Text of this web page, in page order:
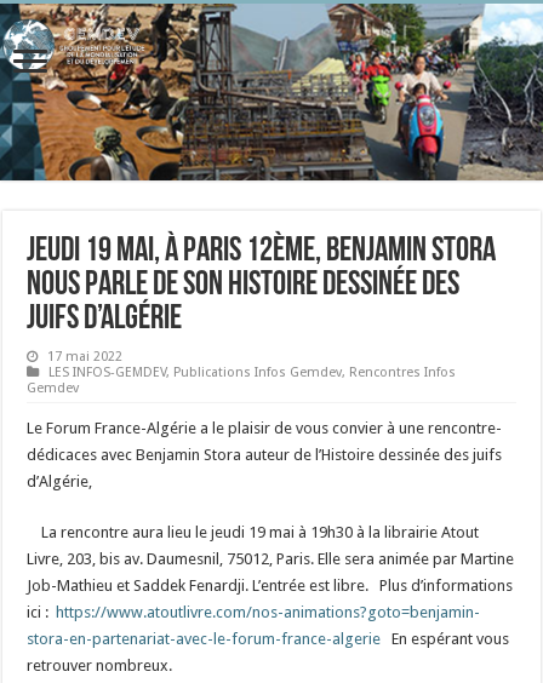
Jeudi 19 mai, à Paris 12ème, Benjamin Stora
nous parle de son Histoire dessinée des
juifs d’Algérie
17 mai 2022
LES INFOS-GEMDEV, Publications Infos Gemdev, Rencontres Infos
Gemdev
Le Forum France-Algérie a le plaisir de vous convier à une rencontre-
dédicaces avec Benjamin Stora auteur de l’Histoire dessinée des juifs
d’Algérie,
La rencontre aura lieu le jeudi 19 mai à 19h30 à la librairie Atout
Livre, 203, bis av. Daumesnil, 75012, Paris. Elle sera animée par Martine
Job-Mathieu et Saddek Fenardji. L’entrée est libre. Plus d’informations
ici : https://www.atoutlivre.com/nos-animations?goto=benjamin-
stora-en-partenariat-avec-le-forum-france-algerie En espérant vous
retrouver nombreux.